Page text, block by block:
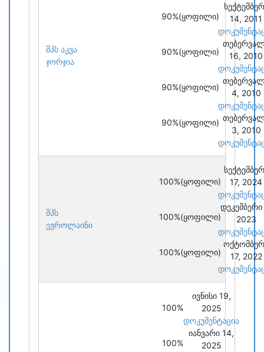
შპს აკვა
ჯორჯია
90%(ყოფილი)
90%(ყოფილი)
90%(ყოფილი)
90%(ყოფილი)
14, 2011
16, 2010
4, 2010
3, 2010
შპს
ევროლაინი
100%(ყოფილი)
100%(ყოფილი)
100%(ყოფილი)
17, 2024
2023
17, 2022
100%
100%
ივნისი 19,
2025
დოკუმენტაცია
იანვარი 14,
2025